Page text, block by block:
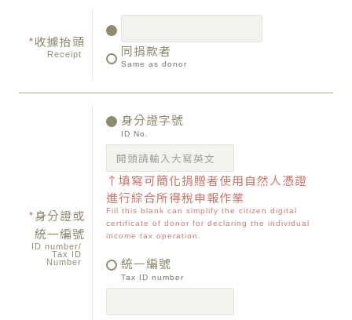
*收據抬頭
Receipt 同捐款者
Same as donor
*身分證或
統一編號
ID number/
Tax ID
Number
身分證字號
ID No.
↑填寫可簡化捐贈者使用自然人憑證
進行綜合所得稅申報作業
Fill this blank can simplify the citizen digital
certificate of donor for declaring the individual
income tax operation.
統一編號
Tax ID number